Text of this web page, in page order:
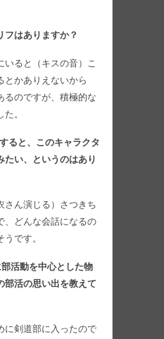
はありますか？
いると（キスの音）こ
とかありえないから
るのですが、積極的な
。
ると、このキャラクタ
たい、というのはあり
さん演じる）さつきち
、どんな会話になるの
です。
活動を中心とした物
部活の思い出を教えて
に剣道部に入ったので